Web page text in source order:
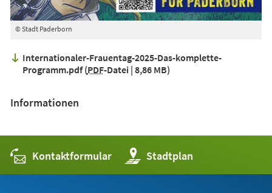
© Stadt Paderborn
Internationaler-Frauentag-2025-Das-komplette-
Programm.pdf PDF-Datei 8,86 MB
Informationen
Kontaktformular Stadtplan
(Öffnet
in
einem